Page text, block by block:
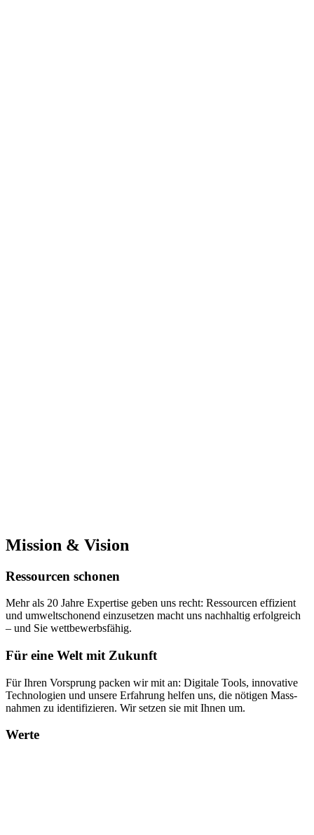
Mission & Vision
Ressourcen schonen
Mehr als 20 Jahre Expertise geben uns recht: Ressourcen effizient
und umweltschonend einzusetzen macht uns nachhaltig erfolgreich
– und Sie wettbewerbsfähig.
Für eine Welt mit Zukunft
Für Ihren Vor­sprung packen wir mit an: Digi­tale Tools, inno­va­tive
Tech­no­lo­gien und unsere Erfah­rung helfen uns, die nötigen Mass­
nahmen zu iden­ti­fi­zieren. Wir setzen sie mit Ihnen um.
Werte